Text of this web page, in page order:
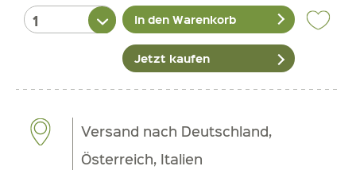
In den Warenkorb
Jetzt kaufen
Versand nach Deutschland,
Österreich, Italien